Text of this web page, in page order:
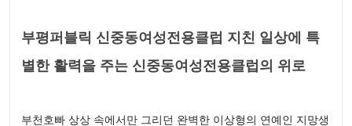
부평퍼블릭 신중동여성전용클럽 지친 일상에 특
별한 활력을 주는 신중동여성전용클럽의 위로
부천호빠 상상 속에서만 그리던 완벽한 이상형의 연예인 지망생